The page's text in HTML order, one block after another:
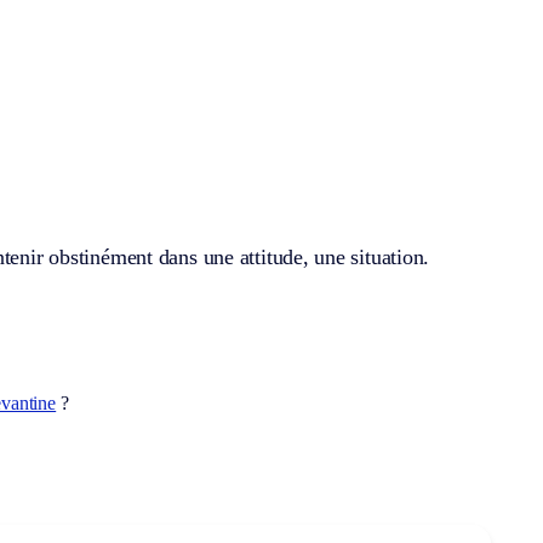
obstinément dans une attitude, une situation.
?